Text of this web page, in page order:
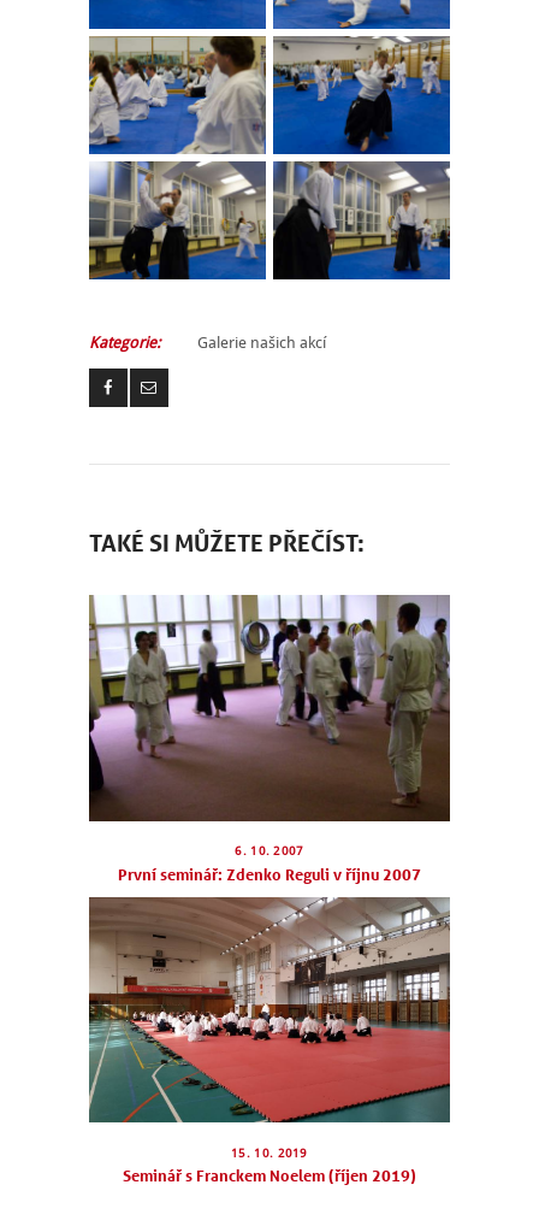
NÁŠ BLOG
KONTAKT
ENGLISH
Kategorie: Galerie našich akcí
TAKÉ SI MŮŽETE PŘEČÍST:
6. 10. 2007
První seminář: Zdenko Reguli v říjnu 2007
15. 10. 2019
Seminář s Franckem Noelem (říjen 2019)